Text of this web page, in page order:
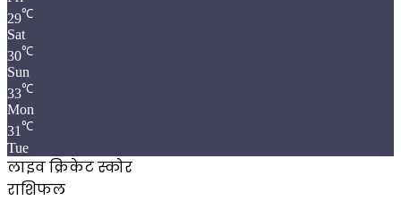
29℃
Sat
30℃
Sun
33℃
Mon
31℃
Tue
लाइव क्रिकेट स्कोर
राशिफल